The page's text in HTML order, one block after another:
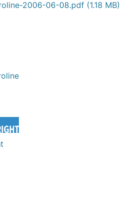
2006-06-08.pdf (1.18 MB)